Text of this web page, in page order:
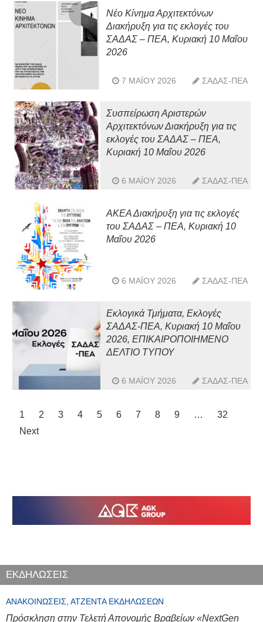
Νέο Κίνημα Αρχιτεκτόνων
Διακήρυξη για τις εκλογές του
ΣΑΔΑΣ – ΠΕΑ, Κυριακή 10 Μαΐου
2026
7 ΜΑΪ́ΟΥ 2026 ΣΑΔΑΣ-ΠΕΑ
Συσπείρωση Αριστερών
Αρχιτεκτόνων Διακήρυξη για τις
εκλογές του ΣΑΔΑΣ – ΠΕΑ,
Κυριακή 10 Μαΐου 2026
6 ΜΑΪ́ΟΥ 2026 ΣΑΔΑΣ-ΠΕΑ
ΑΚΕΑ Διακήρυξη για τις εκλογές
του ΣΑΔΑΣ – ΠΕΑ, Κυριακή 10
Μαΐου 2026
6 ΜΑΪ́ΟΥ 2026 ΣΑΔΑΣ-ΠΕΑ
Εκλογικά Τμήματα, Εκλογές
ΣΑΔΑΣ-ΠΕΑ, Κυριακή 10 Μαΐου
2026, ΕΠΙΚΑΙΡΟΠΟΙΗΜΕΝΟ
ΔΕΛΤΙΟ ΤΥΠΟΥ
6 ΜΑΪ́ΟΥ 2026 ΣΑΔΑΣ-ΠΕΑ
1 2 3 4 5 6 7 8 9 …
32
Next
ΕΚΔΗΛΩΣΕΙΣ
ΑΝΑΚΟΙΝΏΣΕΙΣ, ΑΤΖΈΝΤΑ ΕΚΔΗΛΏΣΕΩΝ
Πρόσκληση στην Τελετή Απονομής Βραβείων «NextGen